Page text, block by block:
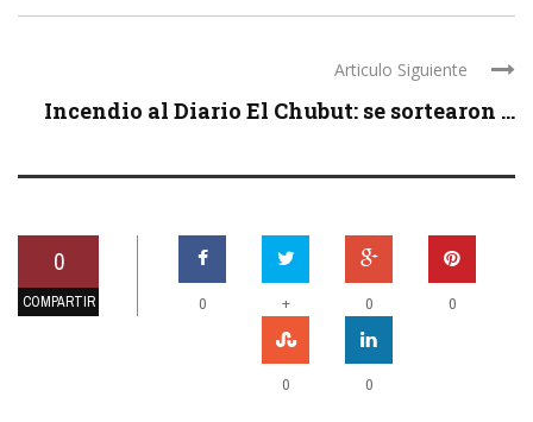
Articulo Siguiente
Incendio al Diario El Chubut: se sortearon ...
0
COMPARTIR 0 + 0 0
0 0